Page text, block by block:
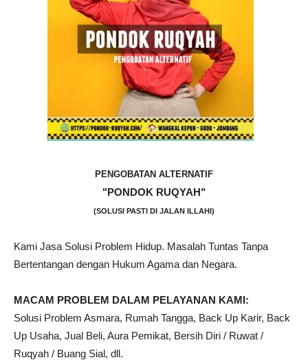
PENGOBATAN ALTERNATIF
"PONDOK RUQYAH"
(SOLUSI PASTI DI JALAN ILLAHI)
Kami Jasa Solusi Problem Hidup. Masalah Tuntas Tanpa
Bertentangan dengan Hukum Agama dan Negara.
MACAM PROBLEM DALAM PELAYANAN KAMI:
Solusi Problem Asmara, Rumah Tangga, Back Up Karir, Back
Up Usaha, Jual Beli, Aura Pemikat, Bersih Diri / Ruwat /
Ruqyah / Buang Sial, dll.